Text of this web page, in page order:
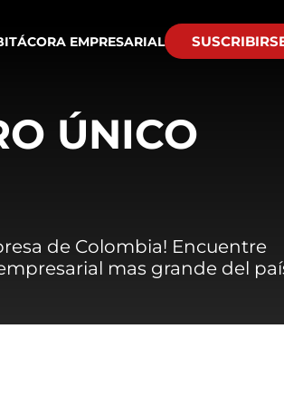
EMPRESARIAL
ÚNICO
de Colombia! Encuentre
mas grande del